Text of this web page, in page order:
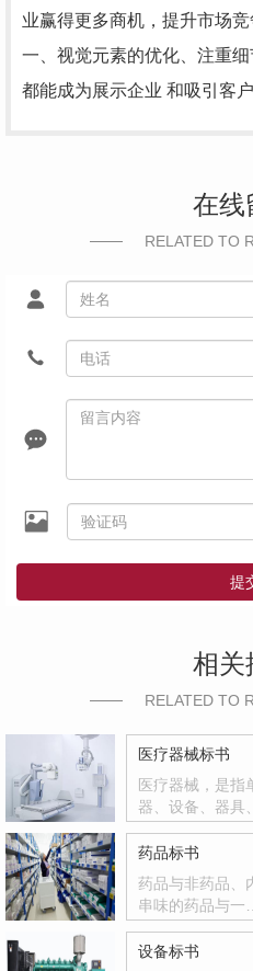
业赢得更多商机，提升市场
一、视觉元素的优化、注重
都能成为展示企业 和吸引客
在线
RELATED TO
提
相关
RELATED TO
医疗器械标书
医疗器械，是指
器、设备、器具
药品标书
药品与非药品、
串味的药品与一…
设备标书